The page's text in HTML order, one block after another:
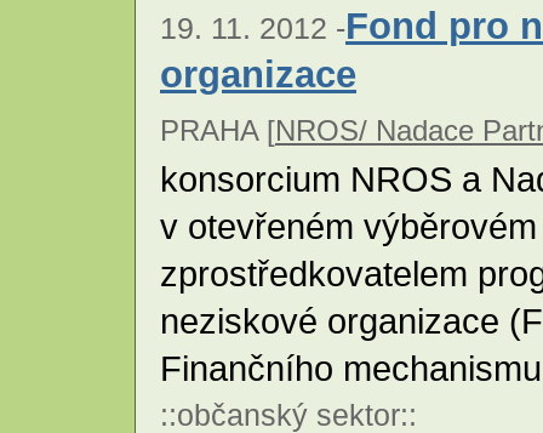
19. 11. 2012 -Fond pro
organizace
PRAHA [NROS/ Nadace
konsorcium NROS a
v otevřeném
zprostředkovatelem
neziskové organizace
Finančního
::občanský sektor::